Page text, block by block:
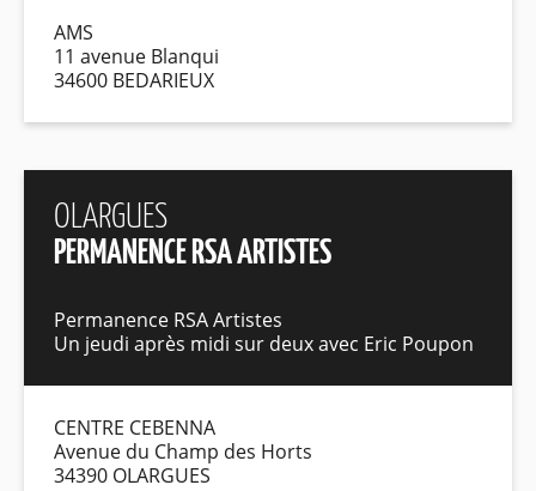
AMS
11 avenue Blanqui
34600 BEDARIEUX
OLARGUES
PERMANENCE RSA ARTISTES
Permanence RSA Artistes
Un jeudi après midi sur deux avec Eric Poupon
CENTRE CEBENNA
Avenue du Champ des Horts
34390 OLARGUES